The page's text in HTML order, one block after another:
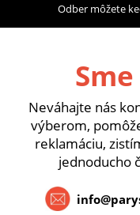
Odber môžete
Neváhajte nás
výberom,
reklamáciu,
jednoducho